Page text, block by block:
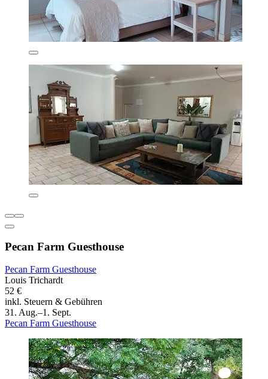
Pecan Farm Guesthouse
Pecan Farm Guesthouse
Louis Trichardt
52 €
inkl. Steuern & Gebühren
31. Aug.–1. Sept.
Pecan Farm Guesthouse